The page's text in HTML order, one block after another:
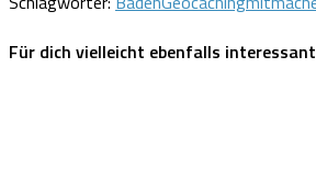
Für dich vielleicht ebenfalls